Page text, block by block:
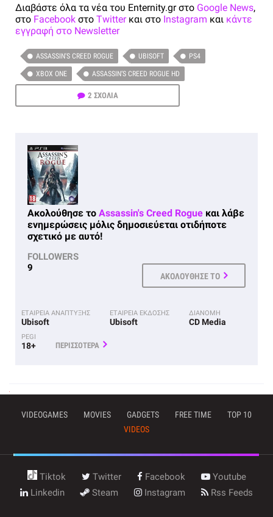
Διαβάστε όλα τα νέα του Enternity.gr στο Google News,
στο Facebook στο Twitterκαι στο Instagram και κάντε
εγγραφή στο Newsletter
ASSASSIN'S CREED ROGUE UBISOFT PS4
XBOX ONE ASSASSIN’S CREED ROGUE HD
2 ΣΧΟΛΙΑ
Ακολούθησε το Assassin's Creed Rogue και λάβε
ενημερώσεις μόλις δημοσιεύεται οτιδήποτε
σχετικό με αυτό!
FOLLOWERS
9
ΑΚΟΛΟΥΘΗΣΕ ΤΟ
ΕΤΑΙΡΕΙΑ ΑΝΑΠΤΥΞΗΣ
Ubisoft
ΕΤΑΙΡΕΙΑ ΕΚΔΟΣΗΣ
Ubisoft
ΔΙΑΝΟΜΗ
CD Media
PEGI
18+ ΠΕΡΙΣΣΟΤΕΡΑ
VIDEOGAMES MOVIES GADGETS FREE TIME
TOP 10
VIDEOS
Tiktok Twitter Facebook
Youtube
Linkedin
Steam Instagram Rss Feeds